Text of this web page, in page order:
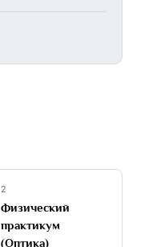
2
Физический
практикум
(Оптика)